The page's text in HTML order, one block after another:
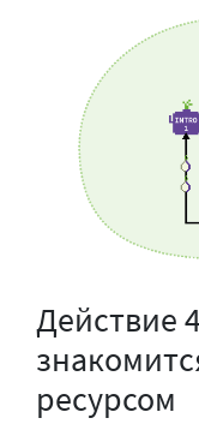
Действие
ресурсом